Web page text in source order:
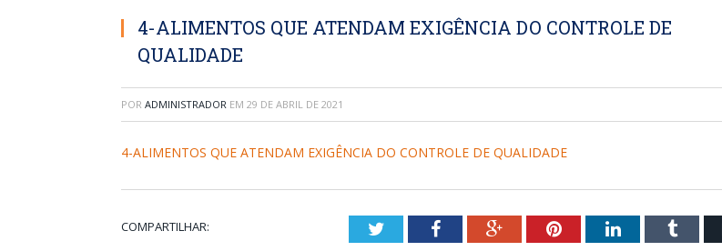
4-ALIMENTOS QUE ATENDAM EXIGÊNCIA DO CONTROLE DE
QUALIDADE
POR ADMINISTRADOR EM 29 DE ABRIL DE 2021
4-ALIMENTOS QUE ATENDAM EXIGÊNCIA DO CONTROLE DE QUALIDADE
COMPARTILHAR: TwitterFacebookGoogle+PinterestLinkedIn